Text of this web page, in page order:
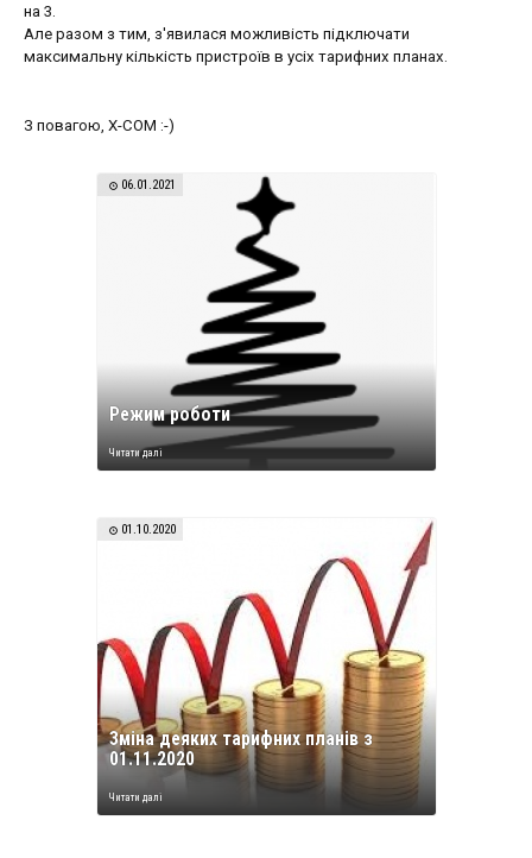
на 3.
Але разом з тим, з'явилася можливість підключати
максимальну кількість пристроїв в усіх тарифних планах.
З повагою, Х-СОМ :-)
06.01.2021
Режим роботи
Читати далі
01.10.2020
Зміна деяких тарифних планів з
01.11.2020
Читати далі